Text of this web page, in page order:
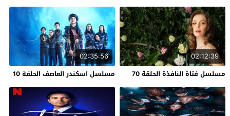
02:12:39
مسلسل فتاة النافذة الحلقة 70
02:35:56
مسلسل اسكندر العاصف الحلقة 10